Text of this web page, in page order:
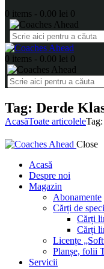
0 items - 0.00 lei 0
0 items - 0.00 lei 0
Tag: Derde
AcasăToate articolele
Close
Acasă
Despre noi
Magazin
Abonamente
Cărți de
Cărți
Cărți
Licențe
Planșe, folii
Servicii